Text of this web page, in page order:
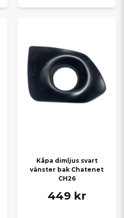
Kåpa dimljus svart
vänster bak Chatenet
CH26
449 kr